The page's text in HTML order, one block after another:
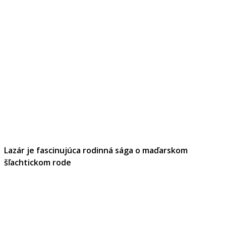
Lazár je fascinujúca rodinná sága o maďarskom
šľachtickom rode